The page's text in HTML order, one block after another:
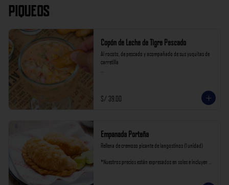
Piqueos
Copón de Leche de Tigre Pescado
Al rocoto, de pescado y acompañado de sus yuquitas de
carretilla
S/ 39.00
Empanada Porteña
Rellena de cremoso picante de langostinos (1 unidad)
*Nuestros precios están expresados en soles e incluyen